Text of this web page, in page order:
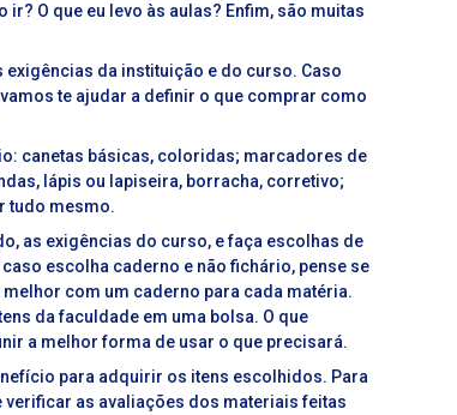
O que eu levo às aulas? Enfim, são muitas
da instituição e do curso. Caso
te ajudar a definir o que comprar como
canetas básicas, coloridas; marcadores de
lápis ou lapiseira, borracha, corretivo;
tudo mesmo.
as exigências do curso, e faça escolhas de
escolha caderno e não fichário, pense se
com um caderno para cada matéria.
da faculdade em uma bolsa. O que
a melhor forma de usar o que precisará.
para adquirir os itens escolhidos. Para
as avaliações dos materiais feitas